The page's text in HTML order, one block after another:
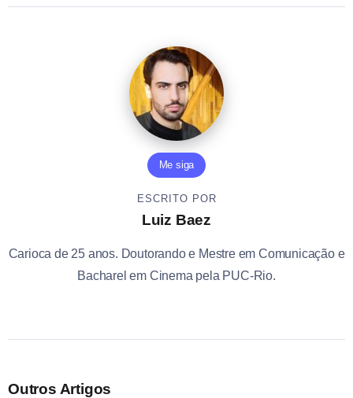
Me siga
ESCRITO POR
Luiz Baez
Carioca de 25 anos. Doutorando e Mestre em Comunicação e
Bacharel em Cinema pela PUC-Rio.
Outros Artigos